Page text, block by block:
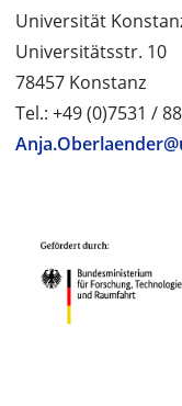
Universität
Universitätsstr. 10
78457 Konstanz
Tel.: +49 (0)7531 /